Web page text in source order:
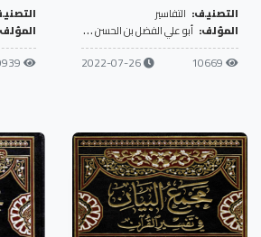
التصنيف: التفاسير
المؤلف: أبو علي الفضل بن الحسن الطبرسي
10669
2022-07-26